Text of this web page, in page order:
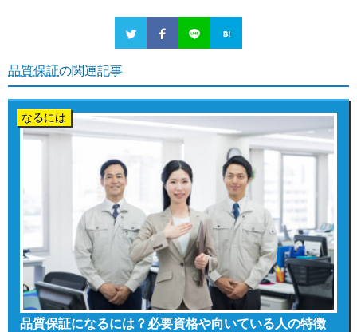
品質保証の関連記事
なるには
品質保証になるには？必要資格や向いている人の特徴